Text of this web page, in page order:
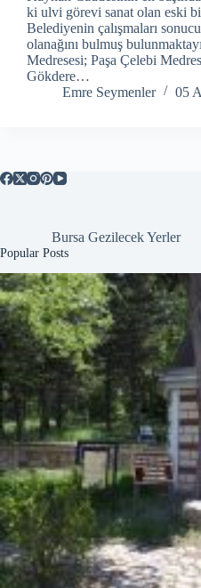
ki ulvi görevi sanat olan eski
Belediyenin çalışmaları
olanağını bulmuş
Medresesi; Paşa Çelebi
Gökdere…
Emre Seymenler
05
Bursa Gezilecek Yerler
Popular Posts